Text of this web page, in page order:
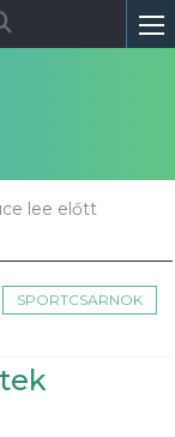
lee előtt
SPORTCSARNOK